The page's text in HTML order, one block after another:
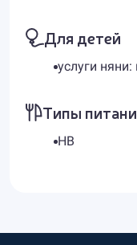
Для детей
услуги няни:
Типы
HB